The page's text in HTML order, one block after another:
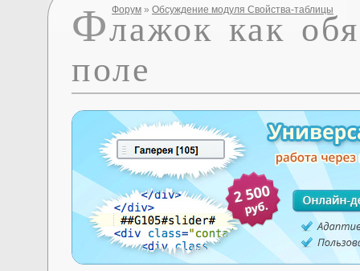
Форум » Обсуждение модуля Свойства-таблицы
Флажок как
поле